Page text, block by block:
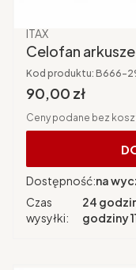
Producent
ITAX
Celofan
Kod produktu: B666-
Cena brutto
90,00 zł
Ceny podane bez
Dostępność:na
Czas
wysyłki:
24
godziny